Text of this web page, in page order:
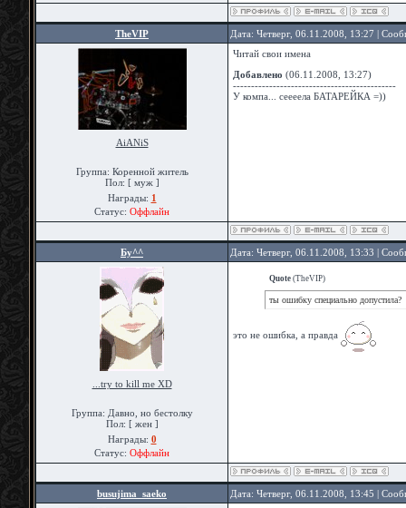
TheVIP Дата: Четверг, 06.11.2008, 13:27 |
AiANiS
Группа: Коренной житель
Пол: [ муж ]
Награды: 1
Статус: Оффлайн
Читай свои имена
Добавлено (06.11.2008, 13:27)
---------------------------------------------
У компа... сеееела БАТАРЕЙКА =))
Бу^^ Дата: Четверг, 06.11.2008, 13:33 |
...try to kill me XD
Группа: Давно, но бестолку
Пол: [ жен ]
Награды: 0
Статус: Оффлайн
Quote (TheVIP)
ты ошибку специально допустила?
это не ошибка, а правда
busujima_saeko Дата: Четверг, 06.11.2008, 13:45 |